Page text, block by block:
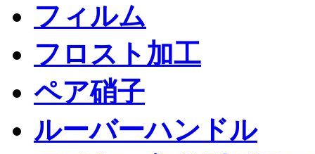
フィルム
フロスト加工
ペア硝子
ルーバーハンドル